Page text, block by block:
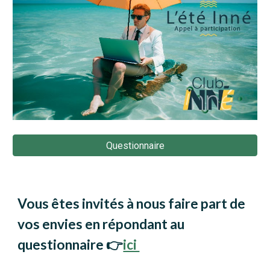
Questionnaire
Vous êtes invités à nous faire part de
vos envies en répondant au
questionnaire 👉ici